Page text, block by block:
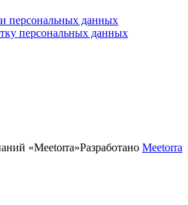
персональных данных
персональных данных
«Meetorra»Разработано Meetorra